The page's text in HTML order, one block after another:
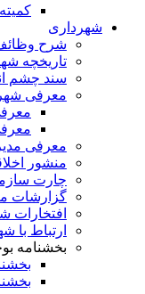
شهرداری
شرح
تاریخچه
سند چشم
معرفی
معرفی
منشور
چارت
گزارشات
افتخارات
ارتباط با
بخشنامه
بخشنامه
بخشنامه